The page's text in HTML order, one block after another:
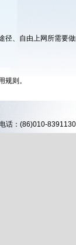
径、自由上网所需要做
规则。
话：(86)010-